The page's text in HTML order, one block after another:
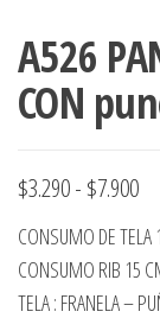
A526
CON
$3.290- $7.900
de
CONSUMO DE TELA
CONSUMO RIB 15
TELA : FRANELA –